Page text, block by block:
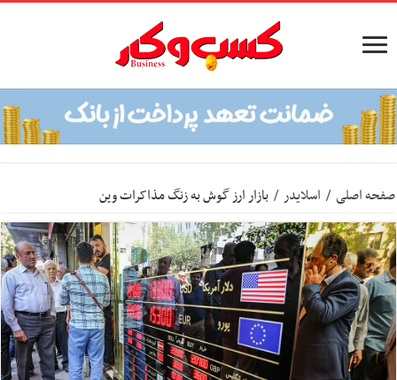
صفحه اصلی / اسلایدر / بازار ارز گوش به زنگ مذاکرات وین